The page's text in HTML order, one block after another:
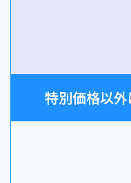
特別価格以